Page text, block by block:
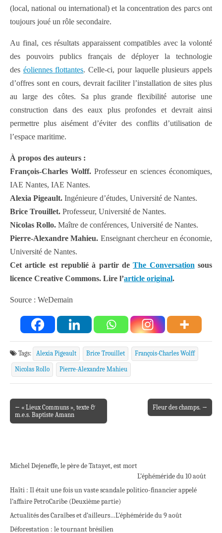
(local, national ou international) et la concentration des parcs ont
toujours joué un rôle secondaire.
Au final, ces résultats apparaissent compatibles avec la volonté
des pouvoirs publics français de déployer la technologie
des éoliennes flottantes. Celle-ci, pour laquelle plusieurs appels
d’offres sont en cours, devrait faciliter l’installation de sites plus
au large des côtes. Sa plus grande flexibilité autorise une
construction dans des eaux plus profondes et devrait ainsi
permettre plus aisément d’éviter des conflits d’utilisation de
l’espace maritime.
À propos des auteurs :
François-Charles Wolff. Professeur en sciences économiques,
IAE Nantes, IAE Nantes.
Alexia Pigeault. Ingénieure d’études, Université de Nantes.
Brice Trouillet. Professeur, Université de Nantes.
Nicolas Rollo. Maître de conférences, Université de Nantes.
Pierre-Alexandre Mahieu. Enseignant chercheur en économie,
Université de Nantes.
Cet article est republié à partir deThe Conversation sous
licence Creative Commons. Lire l’article original.
Source : WeDemain
Tags: Alexia Pigeault Brice Trouillet François-Charles Wolff
Nicolas Rollo Pierre-Alexandre Mahieu
Post navigation
← « Lieux Communs », texte &
m.e.s. Baptiste Amann
Fleur des champs. →
Michel Dejeneffe, le père de Tatayet, est mort
L’éphéméride du 10 août
Haïti : Il était une fois un vaste scandale politico-financier appelé
l’affaire PetroCaribe (Deuxième partie)
Actualités des Caraïbes et d’ailleurs…L’éphéméride du 9 août
Déforestation : le tournant brésilien